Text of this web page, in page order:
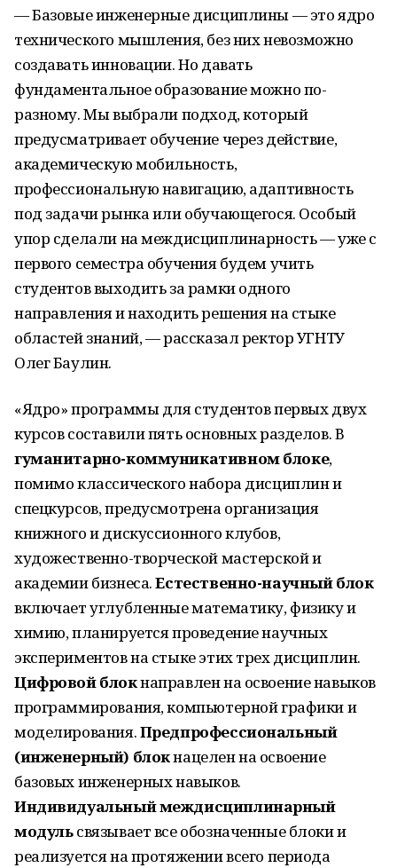
— Базовые инженерные дисциплины — это ядро
технического мышления, без них невозможно
создавать инновации. Но давать
фундаментальное образование можно по-
разному. Мы выбрали подход, который
предусматривает обучение через действие,
академическую мобильность,
профессиональную навигацию, адаптивность
под задачи рынка или обучающегося. Особый
упор сделали на междисциплинарность — уже с
первого семестра обучения будем учить
студентов выходить за рамки одного
направления и находить решения на стыке
областей знаний, — рассказал ректор УГНТУ
Олег Баулин.
«Ядро» программы для студентов первых двух
курсов составили пять основных разделов. В
гуманитарно-коммуникативном блоке,
помимо классического набора дисциплин и
спецкурсов, предусмотрена организация
книжного и дискуссионного клубов,
художественно-творческой мастерской и
академии бизнеса.Естественно-научный блок
включает углубленные математику, физику и
химию, планируется проведение научных
экспериментов на стыке этих трех дисциплин.
Цифровой блокнаправлен на освоение навыков
программирования, компьютерной графики и
моделирования.Предпрофессиональный
(инженерный) блокнацелен на освоение
базовых инженерных навыков.
Индивидуальный междисциплинарный
модульсвязывает все обозначенные блоки и
реализуется на протяжении всего периода